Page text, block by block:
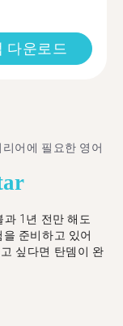
다운로드
어에 필요한 영어
1년 전만 해도
준비하고 있어
싶다면 탄뎀이 완